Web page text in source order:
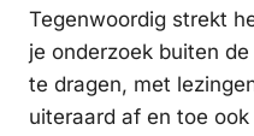
Tegenwoordig strekt
je onderzoek buiten
te dragen, met
uiteraard af en toe